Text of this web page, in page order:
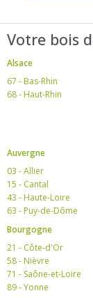
Votre bois
Alsace
67 - Bas-Rhin
68 - Haut-Rhin
Auvergne
03 - Allier
15 - Cantal
43 - Haute-Loire
63 - Puy-de-Dôme
Bourgogne
21 - Côte-d'Or
58 - Nièvre
71 - Saône-et-Loire
89 - Yonne